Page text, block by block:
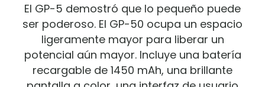
El GP-5 demostró que lo pequeño puede
ser poderoso. El GP-50 ocupa un espacio
ligeramente mayor para liberar un
potencial aún mayor. Incluye una batería
recargable de 1450 mAh, una brillante